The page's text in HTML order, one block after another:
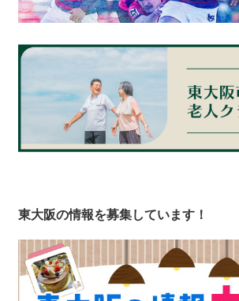
東大阪の情報を募集しています！